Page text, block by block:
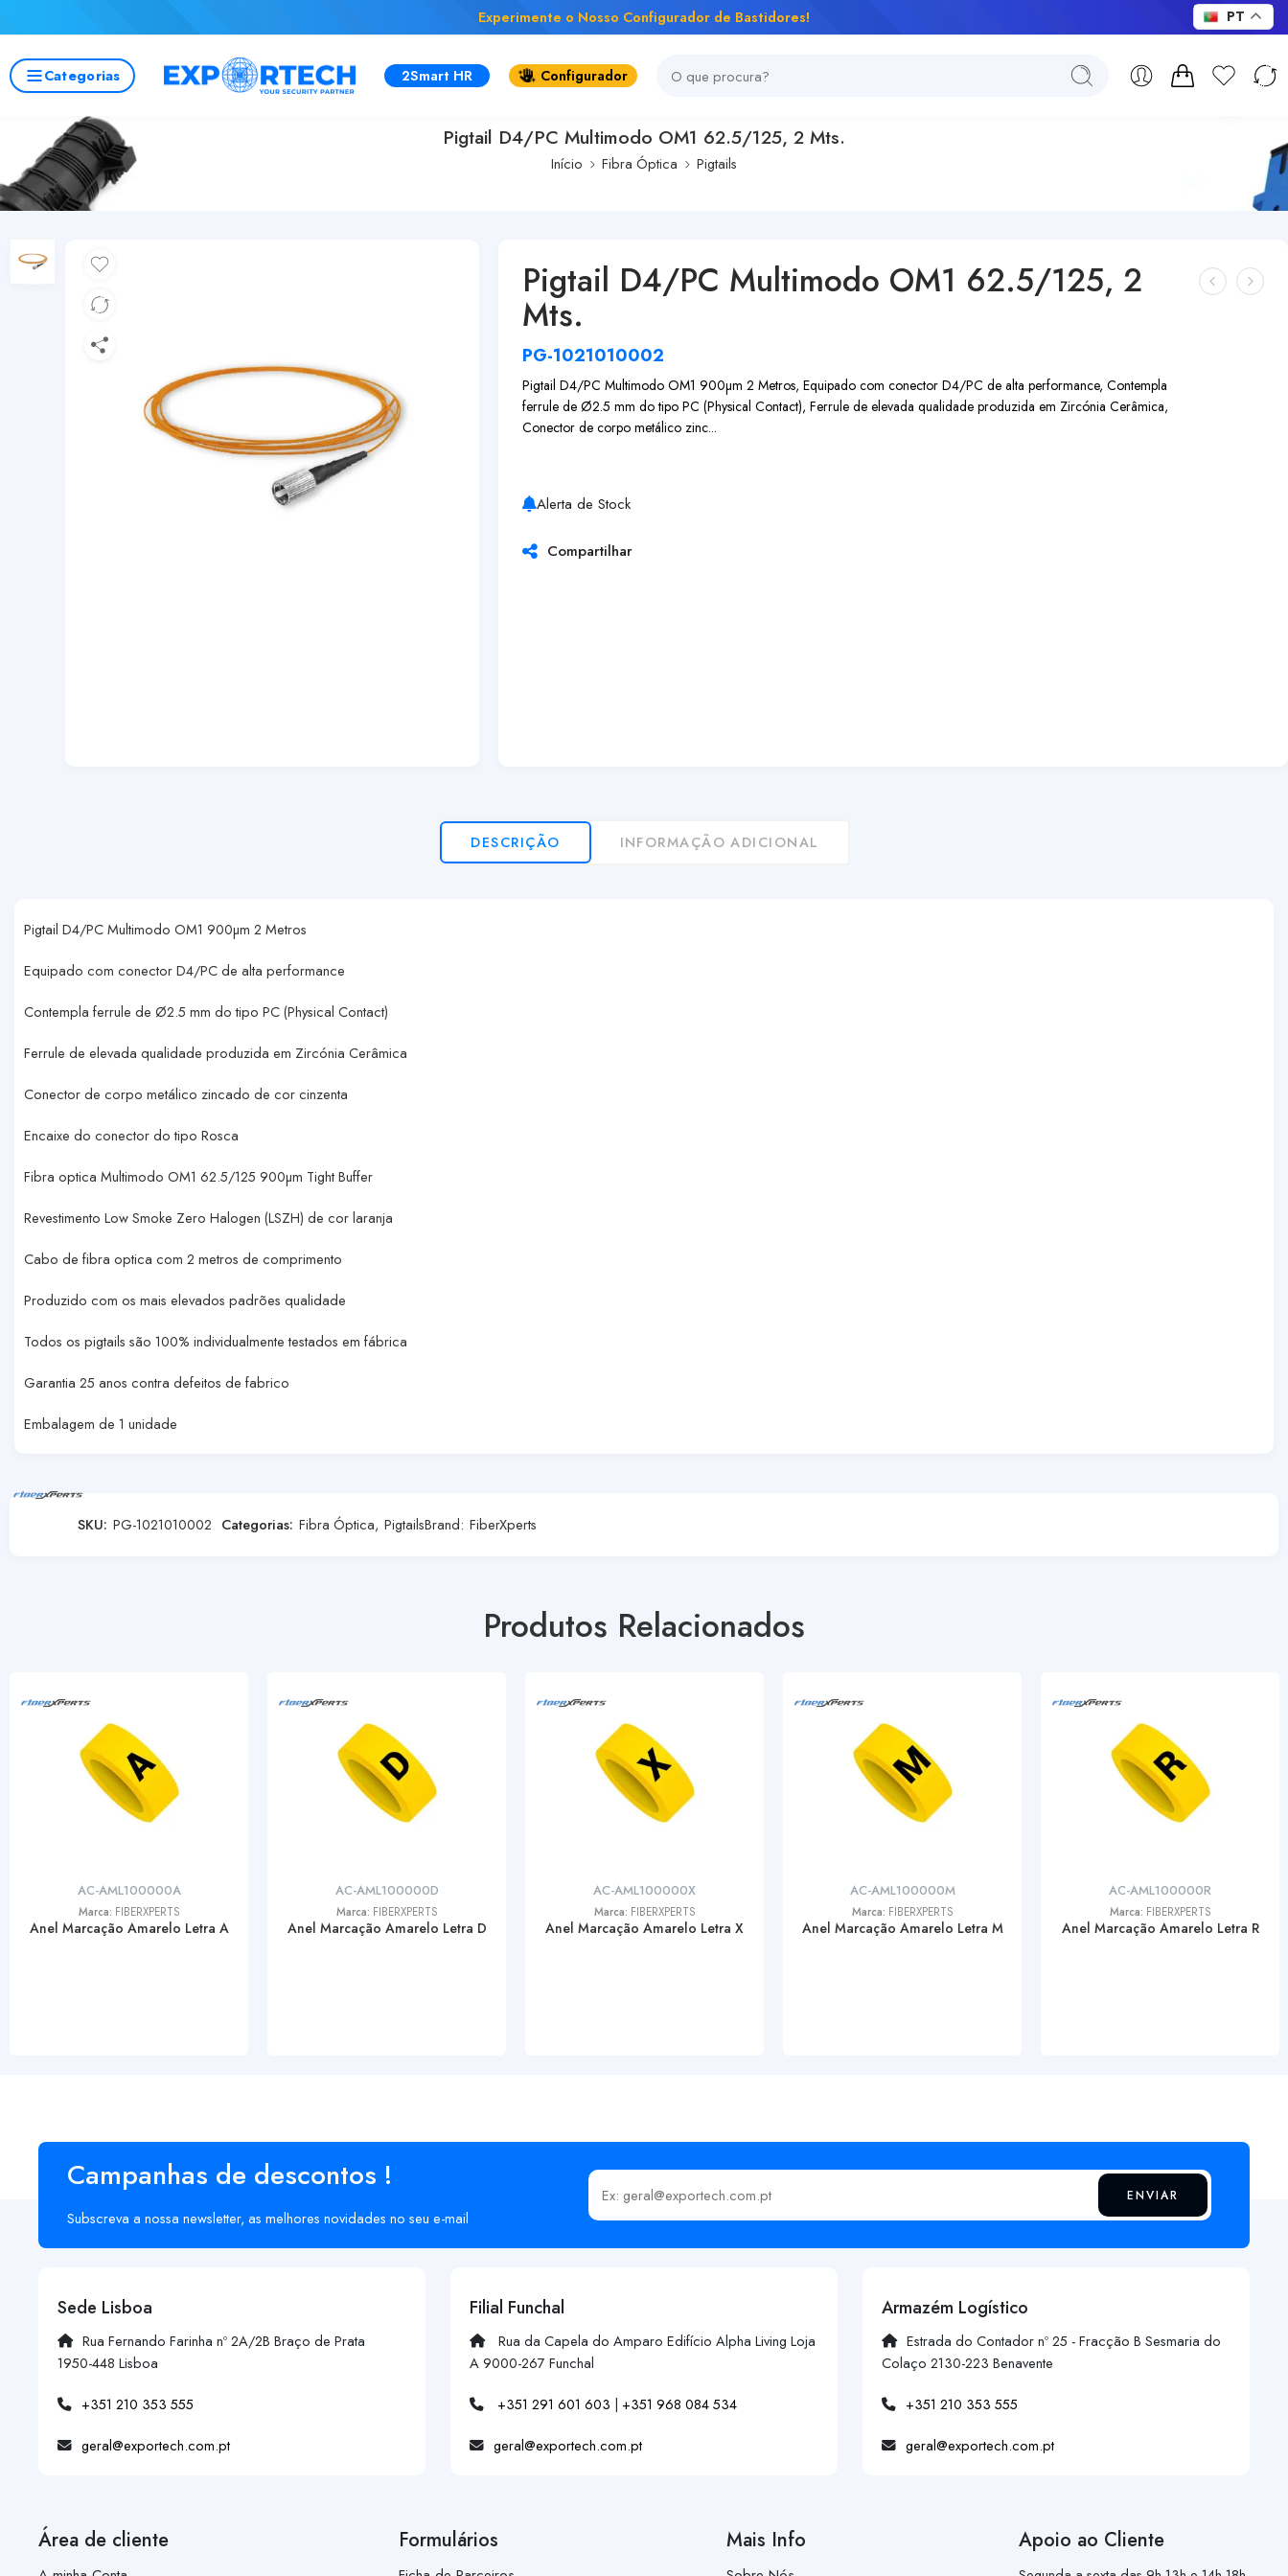
Experimente o Nosso Configurador de Bastidores!
Categorias 2Smart HR Configurador
Pigtail D4/PC Multimodo OM1 62.5/125, 2 Mts.
Início Fibra Óptica Pigtails
Pigtail D4/PC Multimodo OM1 62.5/125, 2
Mts.
PG-1021010002
Pigtail D4/PC Multimodo OM1 900µm 2 Metros, Equipado com conector D4/PC de alta performance, Contempla
ferrule de Ø2.5 mm do tipo PC (Physical Contact), Ferrule de elevada qualidade produzida em Zircónia Cerâmica,
Conector de corpo metálico zinc...
Alerta de Stock
Compartilhar
DESCRIÇÃO INFORMAÇÃO ADICIONAL
Pigtail D4/PC Multimodo OM1 900µm 2 Metros
Equipado com conector D4/PC de alta performance
Contempla ferrule de Ø2.5 mm do tipo PC (Physical Contact)
Ferrule de elevada qualidade produzida em Zircónia Cerâmica
Conector de corpo metálico zincado de cor cinzenta
Encaixe do conector do tipo Rosca
Fibra optica Multimodo OM1 62.5/125 900µm Tight Buffer
Revestimento Low Smoke Zero Halogen (LSZH) de cor laranja
Cabo de fibra optica com 2 metros de comprimento
Produzido com os mais elevados padrões qualidade
Todos os pigtails são 100% individualmente testados em fábrica
Garantia 25 anos contra defeitos de fabrico
Embalagem de 1 unidade
SKU: PG-1021010002 Categorias: Fibra Óptica, PigtailsBrand: FiberXperts
Produtos Relacionados
AC-AML100000A
Marca: FIBERXPERTS
Anel Marcação Amarelo Letra A
AC-AML100000D
Marca: FIBERXPERTS
Anel Marcação Amarelo Letra D
AC-AML100000X
Marca: FIBERXPERTS
Anel Marcação Amarelo Letra X
AC-AML100000M
Marca: FIBERXPERTS
Anel Marcação Amarelo Letra M
AC-AML100000R
Marca: FIBERXPERTS
Anel Marcação Amarelo Letra R
Campanhas de descontos !
Subscreva a nossa newsletter, as melhores novidades no seu e-mail
Insira o seu email ENVIAR
Sede Lisboa
Rua Fernando Farinha nº 2A/2B Braço de Prata
1950-448 Lisboa
+351 210 353 555
geral@exportech.com.pt
Filial Funchal
Rua da Capela do Amparo Edifício Alpha Living Loja
A 9000-267 Funchal
+351 291 601 603 | +351 968 084 534
geral@exportech.com.pt
Armazém Logístico
Estrada do Contador nº 25 - Fracção B Sesmaria do
Colaço 2130-223 Benavente
+351 210 353 555
geral@exportech.com.pt
Área de cliente Formulários Mais Info Apoio ao Cliente
PT